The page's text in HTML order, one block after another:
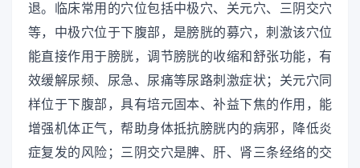
退。临床常用的穴位包括中极穴、关元穴、三阴交穴
等，中极穴位于下腹部，是膀胱的募穴，刺激该穴位
能直接作用于膀胱，调节膀胱的收缩和舒张功能，有
效缓解尿频、尿急、尿痛等尿路刺激症状；关元穴同
样位于下腹部，具有培元固本、补益下焦的作用，能
增强机体正气，帮助身体抵抗膀胱内的病邪，降低炎
症复发的风险；三阴交穴是脾、肝、肾三条经络的交